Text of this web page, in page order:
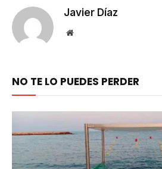
Javier Díaz
Website
NO TE LO PUEDES PERDER